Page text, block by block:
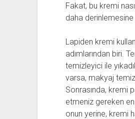
Fakat, bu kremi
daha derinlemesine
Lapiden kremi
adımlarından biri.
temizleyici ile
varsa, makyaj
Sonrasında, kremi
etmeniz gereken
onun yerine, kremi